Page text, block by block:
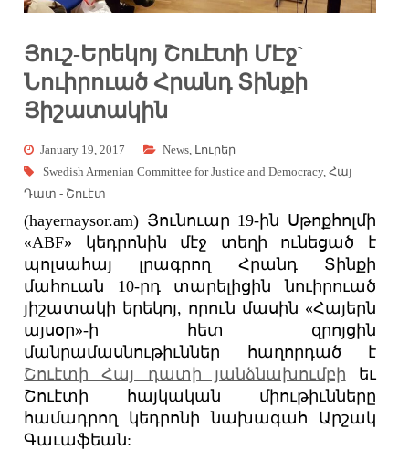
Յուշ-Երեկոյ Շուէտի ՄԷջ`
Նուիրուած Հրանդ Տինքի
Յիշատակին
January 19, 2017 News Լուրեր
Swedish Armenian Committee for Justice and Democracy,Հայ
Դատ - Շուէտ
(hayernaysor.am) Յունուար 19-ին Սթոքհոլմի
«ABF» կեդրոնին մէջ տեղի ունեցած է
պոլսահայ լրագրող Հրանդ Տինքի
մահուան 10-րդ տարելիցին նուիրուած
յիշատակի երեկոյ, որուն մասին «Հայերն
այսօր»-ի հետ զրոյցին
մանրամասնութիւններ հաղորդած է
Շուէտի Հայ դատի յանձնախումբի եւ
Շուէտի հայկական միութիւնները
համադրող կեդրոնի նախագահ Արշակ
Գաւաֆեան: